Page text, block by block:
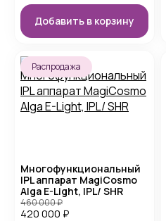
Добавить в корзину
Распродажа
Многофункциональный
IPL аппарат MagiCosmo
Alga E-Light, IPL/ SHR
420 000 ₽
460 000₽